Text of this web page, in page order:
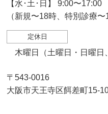
【水･土･日】 9:00〜17:00
（新規〜18時、特別診療〜
定休日
木曜日（土曜日・日曜日
〒543-0016
大阪市天王寺区餌差町15-